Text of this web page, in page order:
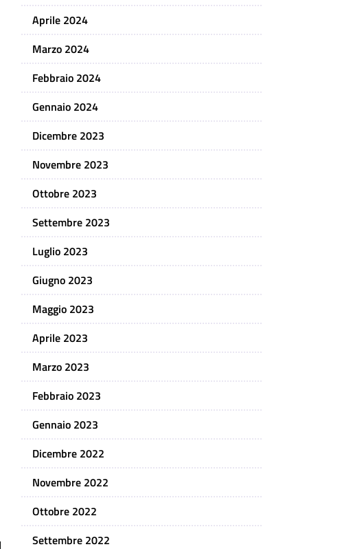
Aprile 2024
Marzo 2024
Febbraio 2024
Gennaio 2024
Dicembre 2023
Novembre 2023
Ottobre 2023
Settembre 2023
Luglio 2023
Giugno 2023
Maggio 2023
Aprile 2023
Marzo 2023
Febbraio 2023
Gennaio 2023
Dicembre 2022
Novembre 2022
Ottobre 2022
Settembre 2022